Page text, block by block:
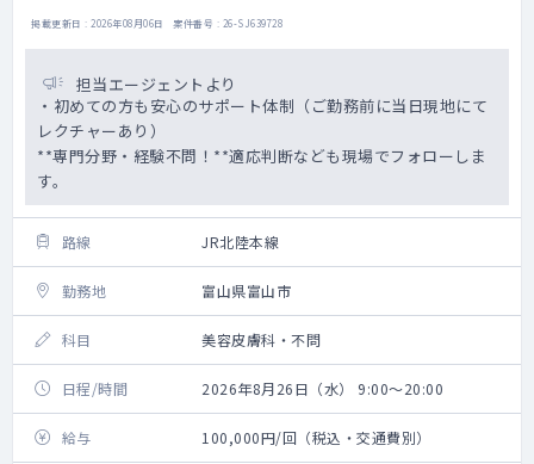
掲載更新日 : 2026年08月06日 案件番号 : 26-SJ639728
担当エージェントより
・初めての方も安心のサポート体制（ご勤務前に当日現地にて
レクチャーあり）
**専門分野・経験不問！**適応判断なども現場でフォローしま
す。
路線 JR北陸本線
勤務地 富山県富山市
科目 美容皮膚科・不問
日程/時間 2026年8月26日（水） 9:00～20:00
給与 100,000円/回（税込・交通費別）